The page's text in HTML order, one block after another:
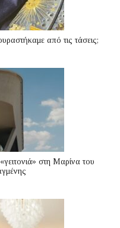
από τις τάσεις;
στη Μαρίνα του